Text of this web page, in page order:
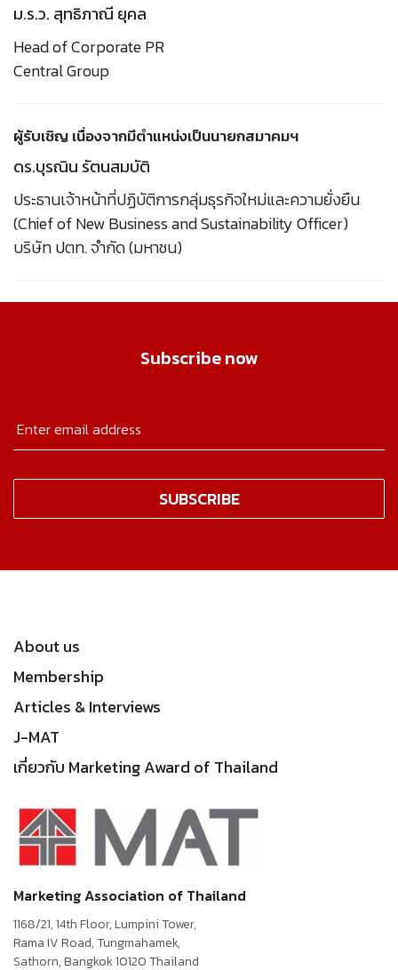
ม.ร.ว. สุทธิภาณี ยุคล
Head of Corporate PR
Central Group
ผู้รับเชิญ เนื่องจากมีตำแหน่งเป็นนายกสมาคมฯ
ดร.บุรณิน รัตนสมบัติ
ประธานเจ้าหน้าที่ปฏิบัติการกลุ่มธุรกิจใหม่และความยั่งยืน
(Chief of New Business and Sustainability Officer)
บริษัท ปตท. จำกัด (มหาชน)
Subscribe now
About us
Membership
Articles & Interviews
J-MAT
เกี่ยวกับ Marketing Award of Thailand
Marketing Association of Thailand
1168/21, 14th Floor, Lumpini Tower,
Rama IV Road, Tungmahamek,
Sathorn, Bangkok 10120 Thailand